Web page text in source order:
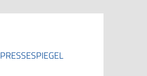
PRESSESPIEGEL